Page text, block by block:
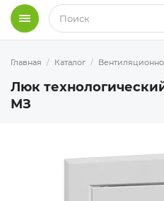
Меню
Главная Каталог
Люк
МЗ